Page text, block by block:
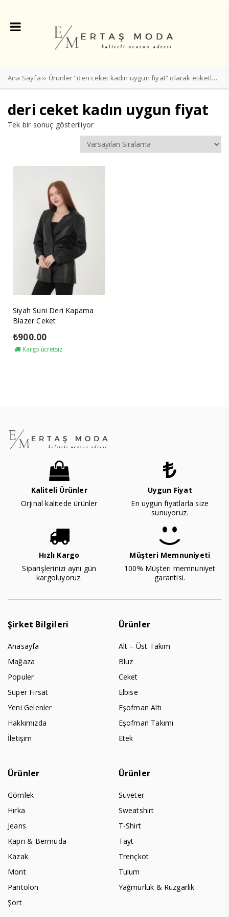
Ana Sayfa ›› Ürünler “deri ceket kadın uygun fiyat” olarak etiketlendi
deri ceket kadın uygun fiyat
Tek bir sonuç gösteriliyor
Siyah Suni Deri Kapama
Blazer Ceket
₺900.00
Kargo ücretsiz
Kaliteli Ürünler
Orjinal kalitede ürünler
Uygun Fiyat
En uygun fiyatlarla size
sunuyoruz.
Hızlı Kargo
Siparişlerinizi aynı gün
kargoluyoruz.
Müşteri Memnuniyeti
100% Müşteri memnuniyet
garantisi.
Şirket Bilgileri
Anasayfa
Mağaza
Populer
Süper Fırsat
Yeni Gelenler
Hakkımızda
İletişim
Ürünler
Alt – Üst Takım
Bluz
Ceket
Elbise
Eşofman Altı
Eşofman Takımı
Etek
Ürünler
Gömlek
Hırka
Jeans
Kapri & Bermuda
Kazak
Mont
Pantolon
Şort
Ürünler
Süveter
Sweatshirt
T-Shirt
Tayt
Trençkot
Tulum
Yağmurluk & Rüzgarlık